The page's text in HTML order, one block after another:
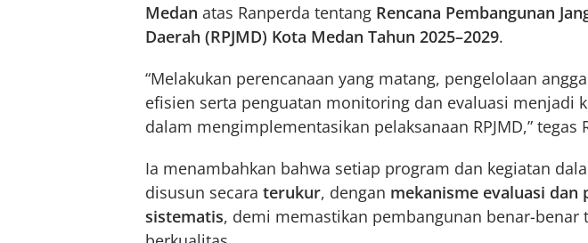
Medan atas Ranperda tentang Rencana Pembangunan
Daerah (RPJMD) Kota Medan Tahun 2025–2029.
“Melakukan perencanaan yang matang, pengelolaan
efisien serta penguatan monitoring dan evaluasi menjadi
dalam mengimplementasikan pelaksanaan RPJMD,” tegas
Ia menambahkan bahwa setiap program dan kegiatan
disusun secara terukur, dengan mekanisme evaluasi dan
sistematis, demi memastikan pembangunan benar-benar